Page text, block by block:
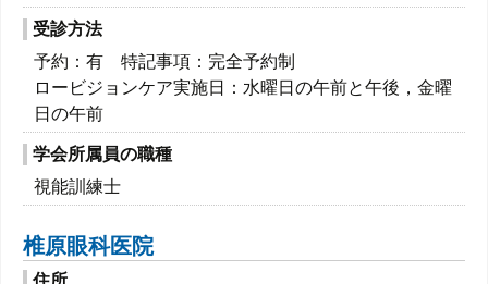
受診方法
予約：有 特記事項：完全予約制
ロービジョンケア実施日：水曜日の午前と午後，金曜
日の午前
学会所属員の職種
視能訓練士
椎原眼科医院
住所